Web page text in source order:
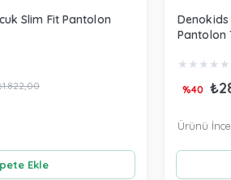
Slim Fit Pantolon
Ekle
Pantolon
★ ★ ★ ★ ★
%40
Ürünü